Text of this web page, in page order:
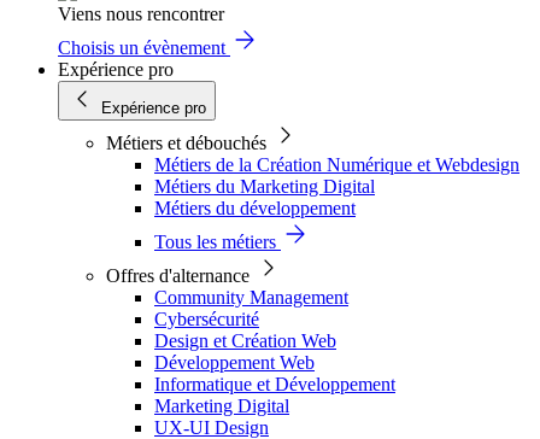
Viens nous rencontrer
Choisis un évènement
Expérience pro
Expérience pro
Métiers et débouchés
Métiers de la Création Numérique et Webdesign
Métiers du Marketing Digital
Métiers du développement
Tous les métiers
Offres d'alternance
Community Management
Cybersécurité
Design et Création Web
Développement Web
Informatique et Développement
Marketing Digital
UX-UI Design